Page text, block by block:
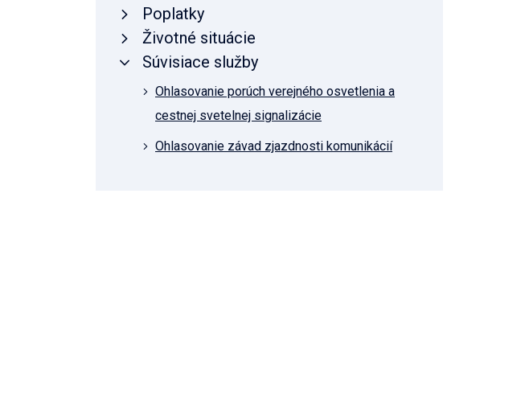
Poplatky
Životné situácie
Súvisiace služby
Ohlasovanie porúch verejného osvetlenia a
cestnej svetelnej signalizácie
Ohlasovanie závad zjazdnosti komunikácií